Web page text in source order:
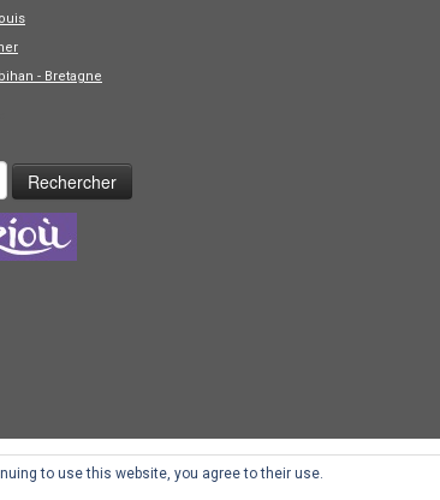
- Bretagne
to use this website, you agree to their use.